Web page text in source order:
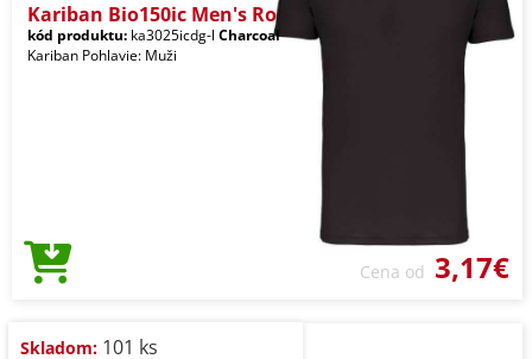
Kariban Bio150ic Men's Ro
kód produktu: ka3025icdg-l Charcoal
Kariban Pohlavie: Muži
Cena od 3,17€
Skladom: 101 ks